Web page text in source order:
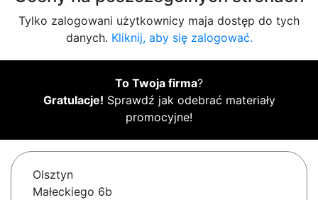
Tylko zalogowani użytkownicy maja dostęp do tych
danych. Kliknij, aby się zalogować.
To Twoja firma?
Gratulacje! Sprawdź jak odebrać materiały
promocyjne!
Olsztyn
Małeckiego 6b